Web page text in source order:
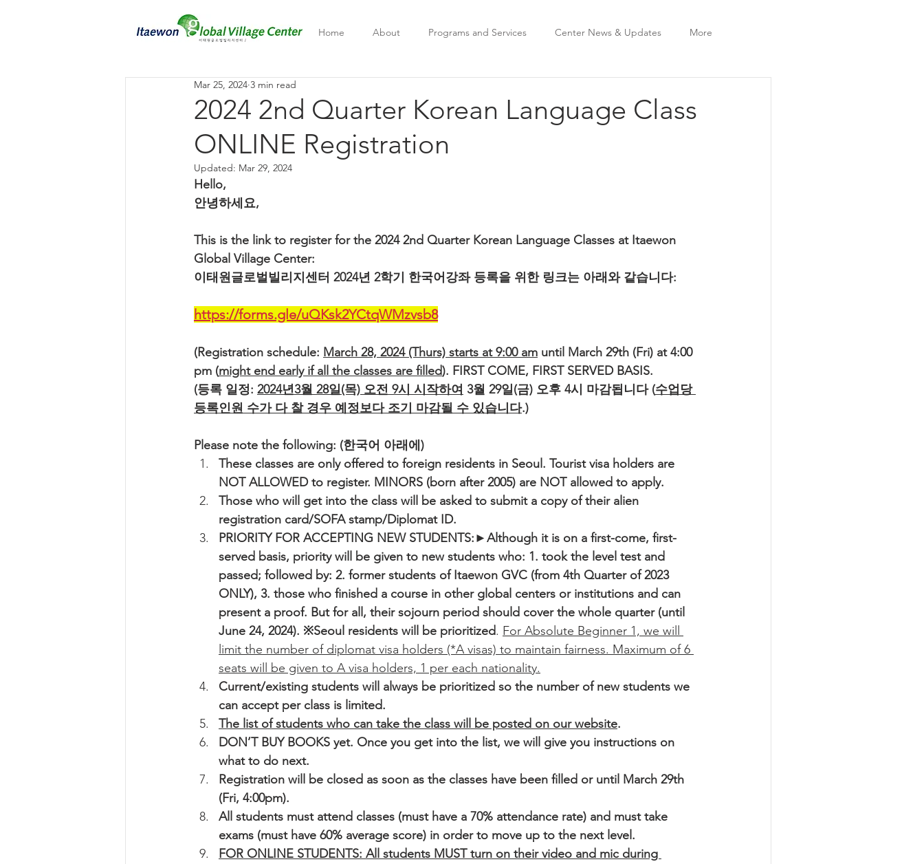
Home About Programs and Services Center News & Updates More
2024 2nd Quarter Korean Language Class
ONLINE Registration
Mar 25, 2024 3 min read
Updated: Mar 29, 2024
Hello,
안녕하세요,
This is the link to register for the 2024 2nd Quarter Korean Language Classes at Itaewon
Global Village Center:
이태원글로벌빌리지센터 2024년 2학기 한국어강좌 등록을 위한 링크는 아래와 같습니다:
https://forms.gle/uQKsk2YCtqWMzvsb8
(Registration schedule: March 28, 2024 (Thurs) starts at 9:00 am until March 29th (Fri) at 4:00
pm (might end early if all the classes are filled). FIRST COME, FIRST SERVED BASIS.
(등록 일정: 2024년3월 28일(목) 오전 9시 시작하여 3월 29일(금) 오후 4시 마감됩니다 (수업당
등록인원 수가 다 찰 경우 예정보다 조기 마감될 수 있습니다.)
Please note the following: (한국어 아래에)
These classes are only offered to foreign residents in Seoul. Tourist visa holders are
NOT ALLOWED to register. MINORS (born after 2005) are NOT allowed to apply.
Those who will get into the class will be asked to submit a copy of their alien
registration card/SOFA stamp/Diplomat ID.
PRIORITY FOR ACCEPTING NEW STUDENTS:►Although it is on a first-come, first-
served basis, priority will be given to new students who: 1. took the level test and
passed; followed by: 2. former students of Itaewon GVC (from 4th Quarter of 2023
ONLY), 3. those who finished a course in other global centers or institutions and can
present a proof. But for all, their sojourn period should cover the whole quarter (until
June 24, 2024). ※Seoul residents will be prioritized. For Absolute Beginner 1, we will
limit the number of diplomat visa holders (*A visas) to maintain fairness. Maximum of 6
seats will be given to A visa holders, 1 per each nationality.
Current/existing students will always be prioritized so the number of new students we
can accept per class is limited.
The list of students who can take the class will be posted on our website.
DON’T BUY BOOKS yet. Once you get into the list, we will give you instructions on
what to do next.
Registration will be closed as soon as the classes have been filled or until March 29th
(Fri, 4:00pm).
All students must attend classes (must have a 70% attendance rate) and must take
exams (must have 60% average score) in order to move up to the next level.
FOR ONLINE STUDENTS: All students MUST turn on their video and mic during